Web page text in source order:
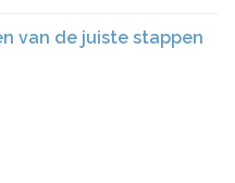
van de juiste stappen